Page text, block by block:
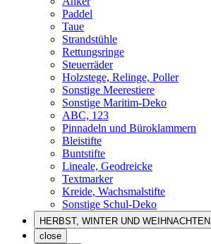
Paddel
Taue
Strandstühle
Rettungsringe
Steuerräder
Holzstege, Relinge, Poller
Sonstige Meerestiere
Sonstige Maritim-Deko
ABC, 123
Pinnadeln und Büroklammern
Bleistifte
Buntstifte
Lineale, Geodreicke
Textmarker
Kreide, Wachsmalstifte
Sonstige Schul-Deko
HERBST, WINTER UND WEIHNACHTEN
close